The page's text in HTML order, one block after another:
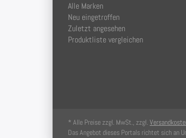
Alle Marken
Neu eingetroffen
Zuletzt angesehen
Produktliste vergleichen
* Alle Preise zzgl. MwSt., zzgl.
Das Angebot dieses Portals richtet sich an